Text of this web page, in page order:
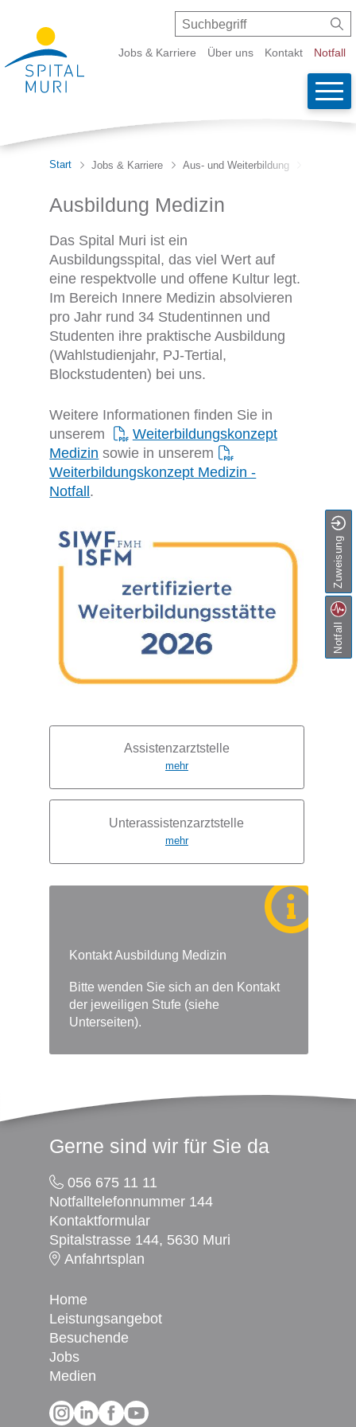
Navigieren in Spital Muri
Suche
Suchbegriff
Metanavigation
Jobs & Karriere Über uns Kontakt Notfall
Zuweisung
Notfall
Start Jobs & Karriere Aus- und Weiterbildung
Ausbildung Medizin
Das Spital Muri ist ein
Ausbildungsspital, das viel Wert auf
eine respektvolle und offene Kultur legt.
Im Bereich Innere Medizin absolvieren
pro Jahr rund 34 Studentinnen und
Studenten ihre praktische Ausbildung
(Wahlstudienjahr, PJ-Tertial,
Blockstudenten) bei uns.
Weitere Informationen finden Sie in
unserem
Weiterbildungskonzept
Medizin sowie in unserem
Weiterbildungskonzept Medizin -
Notfall .
Subnavigation
Assistenzarztstelle
mehr
Unterassistenzarztstelle
mehr
Kontakt Ausbildung Medizin
Bitte wenden Sie sich an den Kontakt
der jeweiligen Stufe (siehe
Unterseiten).
Footer
Social Media
Home
Leistungsangebot
Besuchende
Jobs
Medien
Gerne sind wir für Sie da
056 675 11 11
Notfalltelefonnummer 144
Kontaktformular
Spitalstrasse 144, 5630 Muri
Anfahrtsplan